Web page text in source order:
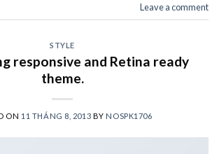
Leave a comment
STYLE
responsive and Retina ready
theme.
ON 11 THÁNG 8, 2013 BY NOSPK1706